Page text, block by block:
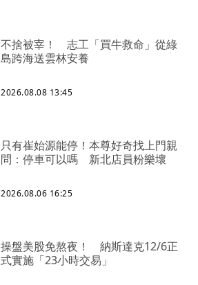
不捨被宰！ 志工「買牛救命」從綠
島跨海送雲林安養
2026.08.08 13:45
只有崔始源能停！本尊好奇找上門親
問：停車可以嗎 新北店員粉樂壞
2026.08.06 16:25
操盤美股免熬夜！ 納斯達克12/6正
式實施「23小時交易」